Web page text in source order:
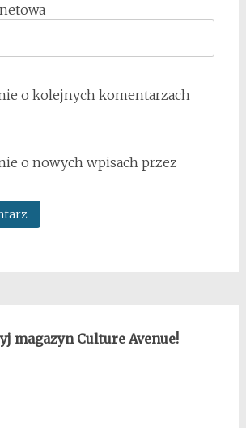
o kolejnych komentarzach
o nowych wpisach przez
magazyn Culture Avenue!